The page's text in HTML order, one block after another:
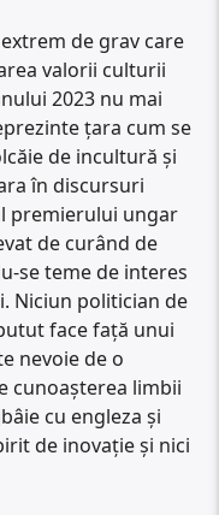
de grav care
valorii culturii
2023 nu mai
țara cum se
de incultură și
în discursuri
premierului ungar
de curând de
se teme de interes
Niciun politician de
face față unui
nevoie de o
cunoașterea limbii
cu engleza și
de inovație și nici